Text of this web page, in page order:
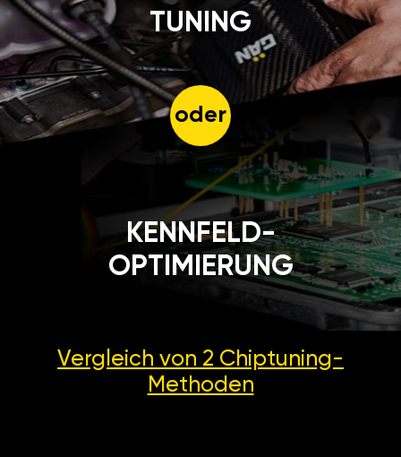
TUNING
oder
KENNFELD-
OPTIMIERUNG
Vergleich von 2 Chiptuning-
Methoden